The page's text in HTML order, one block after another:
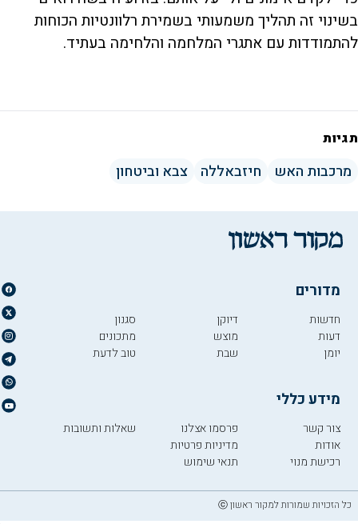
בשינוי זה תהליך משמעותי בשמירת רלוונטיות הכוחות
להתמודדות עם אתגרי המלחמה והלחימה בעתיד.
תגיות
מרכבות האש חיזבאללה צבא וביטחון
מדורים
חדשות
דעות
יומן
דיוקן
מוצש
שבת
סגנון
מתכונים
טוב לדעת
מידע כללי
צור קשר
אודות
רכישת מנוי
פרסמו אצלנו
מדיניות פרטיות
תנאי שימוש
שאלות ותשובות
כל הזכויות שמורות למקור ראשון ⓒ